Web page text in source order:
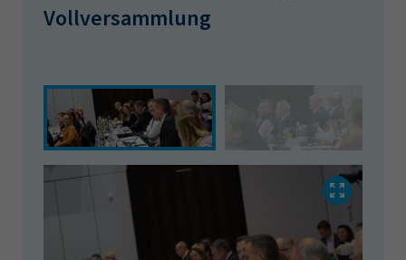
Vollversammlung